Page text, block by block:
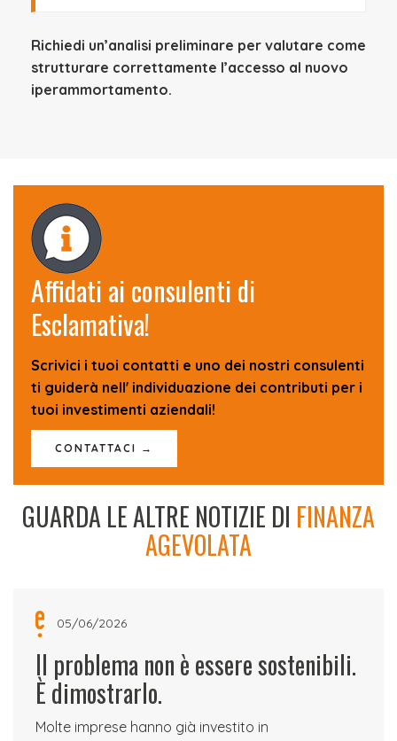
Richiedi un’analisi preliminare per valutare come
strutturare correttamente l’accesso al nuovo
iperammortamento.
Affidati ai consulenti di
Esclamativa!
Scrivici i tuoi contatti e uno dei nostri consulenti
ti guiderà nell' individuazione dei contributi per i
tuoi investimenti aziendali!
CONTATTACI →
GUARDA LE ALTRE NOTIZIE DI FINANZA
AGEVOLATA
05/06/2026
Il problema non è essere sostenibili.
È dimostrarlo.
Molte imprese hanno già investito in